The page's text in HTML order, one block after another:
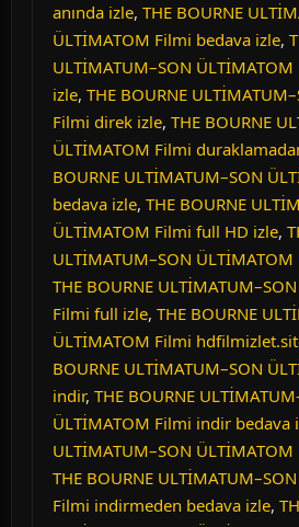
anında izle, THE BOURNE
ÜLTİMATOM Filmi bedava izle,
ULTİMATUM–SON
izle, THE BOURNE
Filmi direk izle, THE BOURNE
ÜLTİMATOM Filmi
BOURNE ULTİMATUM–SON
bedava izle, THE BOURNE
ÜLTİMATOM Filmi full HD izle,
ULTİMATUM–SON
THE BOURNE
Filmi full izle, THE BOURNE
ÜLTİMATOM Filmi
BOURNE ULTİMATUM–SON
indir, THE BOURNE
ÜLTİMATOM Filmi indir bedava
ULTİMATUM–SON
THE BOURNE
Filmi indirmeden bedava izle,